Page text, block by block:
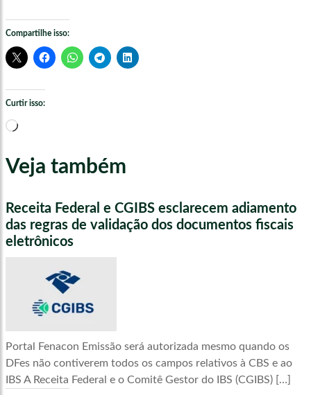
Compartilhe isso:
Curtir isso:
Carregando...
Veja também
Receita Federal e CGIBS esclarecem adiamento
das regras de validação dos documentos fiscais
eletrônicos
Portal Fenacon Emissão será autorizada mesmo quando os
DFes não contiverem todos os campos relativos à CBS e ao
IBS A Receita Federal e o Comitê Gestor do IBS (CGIBS) […]